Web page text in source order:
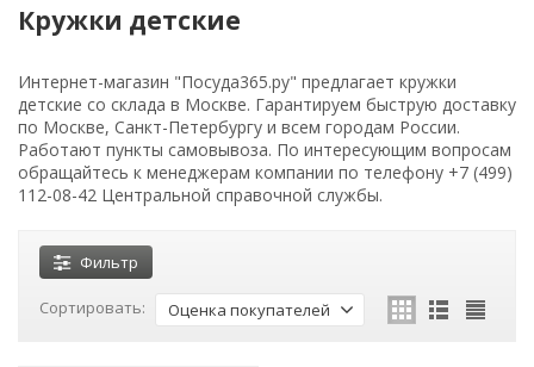
Кружки детские
Интернет-магазин "Посуда365.ру" предлагает кружки
детские со склада в Москве. Гарантируем быструю доставку
по Москве, Санкт-Петербургу и всем городам России.
Работают пункты самовывоза. По интересующим вопросам
обращайтесь к менеджерам компании по телефону +7 (499)
112-08-42 Центральной справочной службы.
Фильтр
Сортировать: Оценка покупателей